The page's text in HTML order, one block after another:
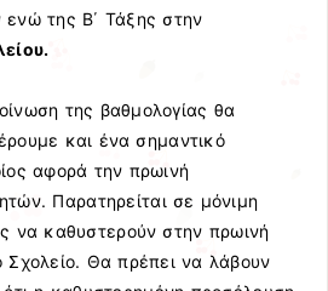
της Β΄ Τάξης στην
της βαθμολογίας θα
και ένα σημαντικό
αφορά την πρωινή
Παρατηρείται σε μόνιμη
να καθυστερούν στην πρωινή
Σχολείο. Θα πρέπει να λάβουν